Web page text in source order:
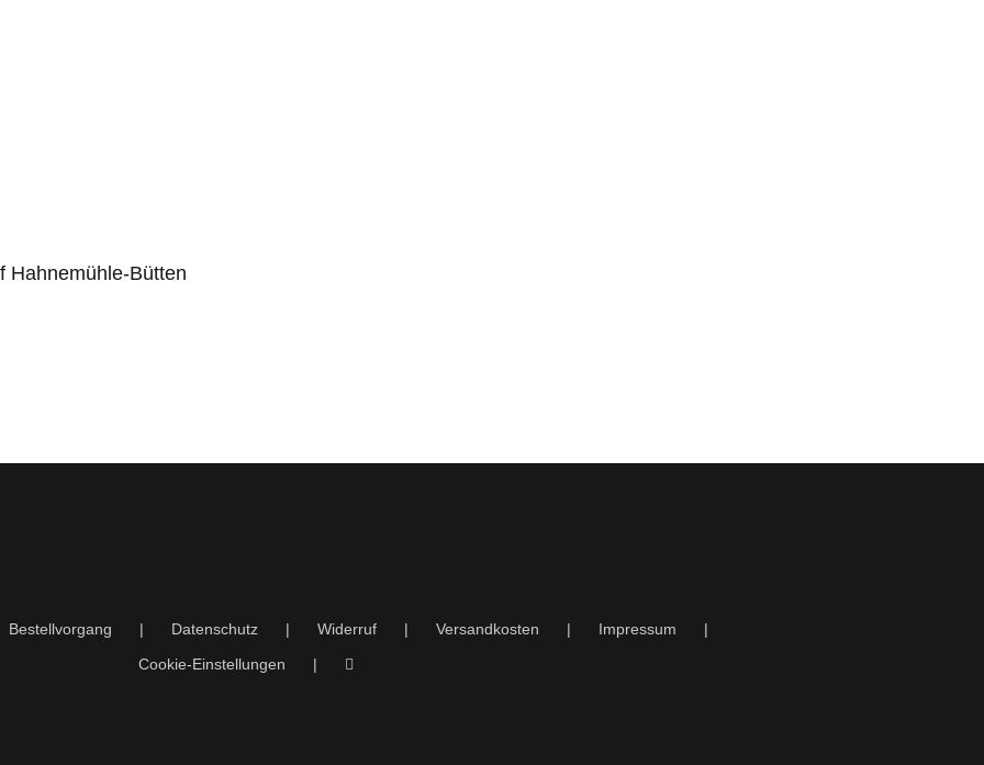
Hahnemühle-Bütten
Bestellvorgang Datenschutz Widerruf Versandkosten
Impressum
Cookie-Einstellungen